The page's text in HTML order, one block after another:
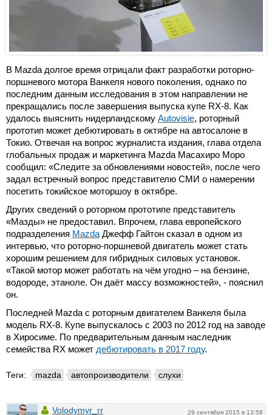
В Mazda долгое время отрицали факт разработки роторно-
поршневого мотора Ванкеля нового поколения, однако по
последним данным исследования в этом направлении не
прекращались после завершения выпуска купе RX-8. Как
удалось выяснить нидерландскому Autovisie, роторный
прототип может дебютировать в октябре на автосалоне в
Токио. Отвечая на вопрос журналиста издания, глава отдела
глобальных продаж и маркетинга Mazda Масахиро Моро
сообщил: «Следите за обновлениями новостей», после чего
задал встречный вопрос представителю СМИ о намерении
посетить токийское моторшоу в октябре.
Других сведений о роторном прототипе представитель
«Мазды» не предоставил. Впрочем, глава европейского
подразделения Mazda Джефф Гайтон сказал в одном из
интервью, что роторно-поршневой двигатель может стать
хорошим решением для гибридных силовых установок.
«Такой мотор может работать на чём угодно – на бензине,
водороде, этаноле. Он даёт массу возможностей», - пояснил
он.
Последней Mazda с роторным двигателем Ванкеля была
модель RX-8. Купе выпускалось с 2003 по 2012 год на заводе
в Хиросиме. По предварительным данным наследник
семейства RX может дебютировать в 2017 году.
Теги: mazda автопроизводители слухи
29 сентября 2015 в 13:58
Volodymyr_rr